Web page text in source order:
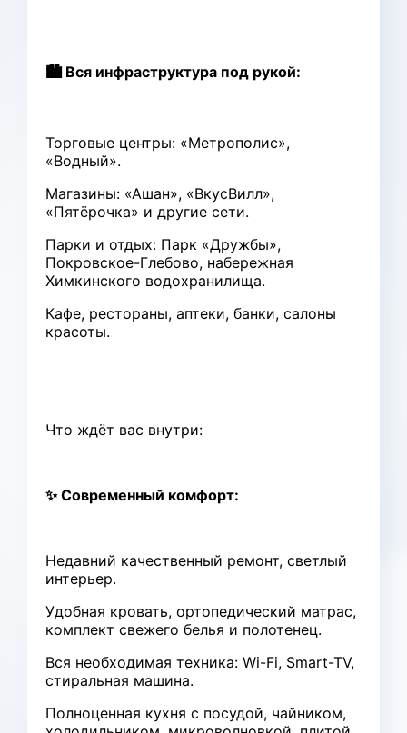
🏙️ Вся инфраструктура под рукой:
Торговые центры: «Метрополис»,
«Водный».
Магазины: «Ашан», «ВкусВилл»,
«Пятёрочка» и другие сети.
Парки и отдых: Парк «Дружбы»,
Покровское-Глебово, набережная
Химкинского водохранилища.
Кафе, рестораны, аптеки, банки, салоны
красоты.
Что ждёт вас внутри:
✨ Современный комфорт:
Недавний качественный ремонт, светлый
интерьер.
Удобная кровать, ортопедический матрас,
комплект свежего белья и полотенец.
Вся необходимая техника: Wi-Fi, Smart-TV,
стиральная машина.
Полноценная кухня с посудой, чайником,